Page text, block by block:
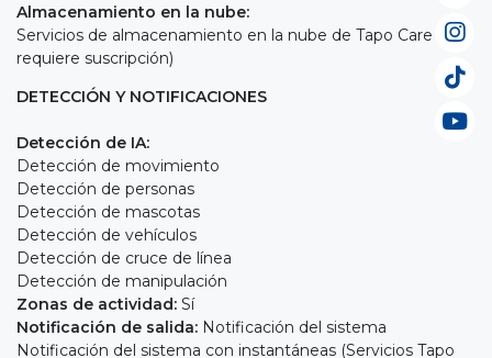
Almacenamiento en la nube:
Servicios de almacenamiento en la nube de Tapo Care (se
requiere suscripción)
DETECCIÓN Y NOTIFICACIONES
Detección de IA:
Detección de movimiento
Detección de personas
Detección de mascotas
Detección de vehículos
Detección de cruce de línea
Detección de manipulación
Zonas de actividad: Sí
Notificación de salida: Notificación del sistema
Notificación del sistema con instantáneas (Servicios Tapo